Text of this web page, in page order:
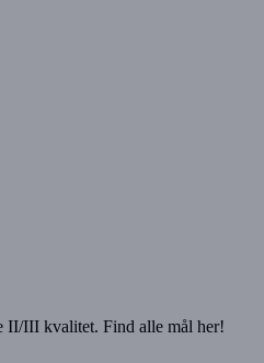
II/III kvalitet. Find alle mål her!